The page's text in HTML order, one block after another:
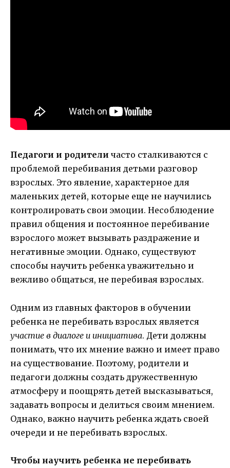
Педагоги и родители часто сталкиваются с
проблемой перебивания детьми разговор
взрослых. Это явление, характерное для
маленьких детей, которые еще не научились
контролировать свои эмоции. Несоблюдение
правил общения и постоянное перебивание
взрослого может вызывать раздражение и
негативные эмоции. Однако, существуют
способы научить ребенка уважительно и
вежливо общаться, не перебивая взрослых.
Одним из главных факторов в обучении
ребенка не перебивать взрослых является
участие в диалоге и инициатива. Дети должны
понимать, что их мнение важно и имеет право
на существование. Поэтому, родители и
педагоги должны создать дружественную
атмосферу и поощрять детей высказываться,
задавать вопросы и делиться своим мнением.
Однако, важно научить ребенка ждать своей
очереди и не перебивать взрослых.
Чтобы научить ребенка не перебивать